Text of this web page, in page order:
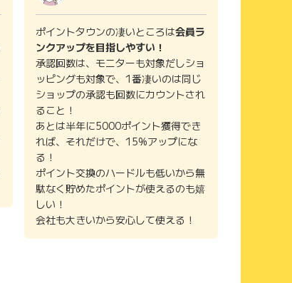
ポイントタウンの凄いところは会員ラ
ンクアップを目指しやすい！
承認回数は、モニターも対象だしショ
ッピングも対象で、1番凄いのは同じ
ショップの承認も回数にカウントされ
ること！
あとは半年に5000ポイント獲得でき
れば、それだけで、15%アップにな
る！
ポイント交換のハードルも低いから無
駄なく貯めたポイントが使えるのも嬉
しい！
会社も大きいから安心して使える！